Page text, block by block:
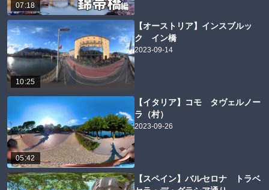
07:18
10:25
【オーストリア】インスブルッ
ク イン橋
2023-09-14
05:42
【イタリア】コモ タヴェルノー
ラ（村）
2023-09-26
【スペイン】バルセロナ トラベ